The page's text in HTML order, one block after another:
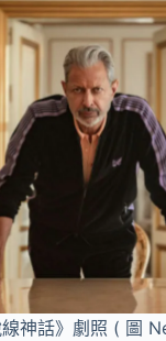
神話》劇照 ( 圖